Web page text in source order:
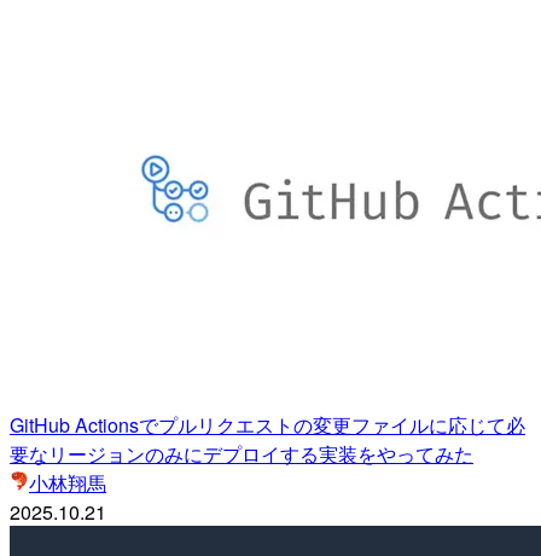
GitHub Actionsでプルリクエストの変更ファイルに応じて必
要なリージョンのみにデプロイする実装をやってみた
小林翔馬
2025.10.21